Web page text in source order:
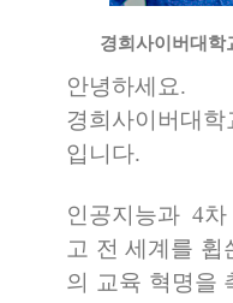
경희사이버대학
안녕하세요.
경희사이버대
입니다.
인공지능과 4
고 전 세계를 휩
의 교육 혁명을